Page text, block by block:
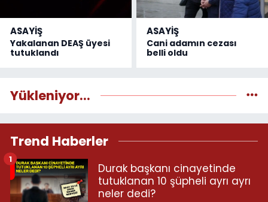
ASAYİŞ
Yakalanan DEAŞ üyesi
tutuklandı
ASAYİŞ
Cani adamın cezası
belli oldu
Yükleniyor...
Trend Haberler
Durak başkanı cinayetinde
tutuklanan 10 şüpheli ayrı ayrı
neler dedi?
1